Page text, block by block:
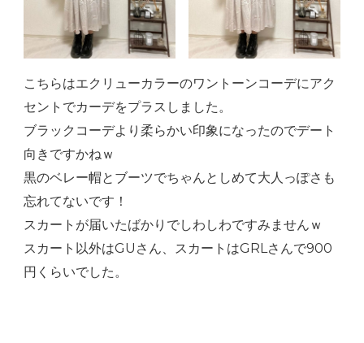
こちらはエクリューカラーのワントーンコーデにアク
セントでカーデをプラスしました。
ブラックコーデより柔らかい印象になったのでデート
向きですかねｗ
黒のベレー帽とブーツでちゃんとしめて大人っぽさも
忘れてないです！
スカートが届いたばかりでしわしわですみませんｗ
スカート以外はGUさん、スカートはGRLさんで900
円くらいでした。